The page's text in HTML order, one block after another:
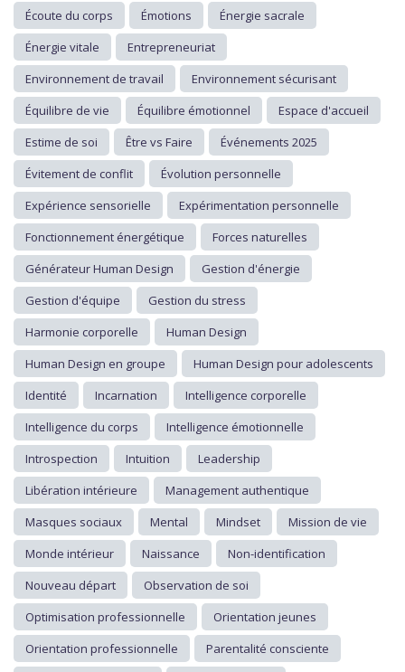
Écoute du corps
Émotions
Énergie sacrale
Énergie vitale
Entrepreneuriat
Environnement de travail
Environnement sécurisant
Équilibre de vie
Équilibre émotionnel
Espace d'accueil
Estime de soi
Être vs Faire
Événements 2025
Évitement de conflit
Évolution personnelle
Expérience sensorielle
Expérimentation personnelle
Fonctionnement énergétique
Forces naturelles
Générateur Human Design
Gestion d'énergie
Gestion d'équipe
Gestion du stress
Harmonie corporelle
Human Design
Human Design en groupe
Human Design pour adolescents
Identité
Incarnation
Intelligence corporelle
Intelligence du corps
Intelligence émotionnelle
Introspection
Intuition
Leadership
Libération intérieure
Management authentique
Masques sociaux
Mental Mindset
Mission de vie
Monde intérieur
Naissance
Non-identification
Nouveau départ
Observation de soi
Optimisation professionnelle
Orientation jeunes
Orientation professionnelle
Parentalité consciente